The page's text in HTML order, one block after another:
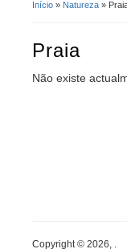
Início » Natureza »
Praia
Não existe
Copyright © 2026, .